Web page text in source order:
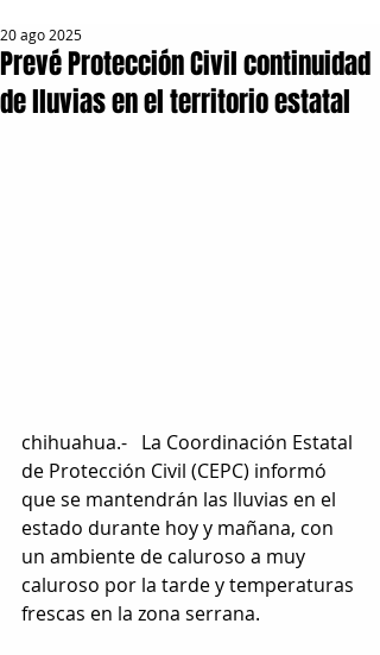
Prevé Protección Civil continuidad
de lluvias en el territorio estatal
20 ago 2025
chihuahua.-   La Coordinación Estatal
de Protección Civil (CEPC) informó
que se mantendrán las lluvias en el
estado durante hoy y mañana, con
un ambiente de caluroso a muy
caluroso por la tarde y temperaturas
frescas en la zona serrana.